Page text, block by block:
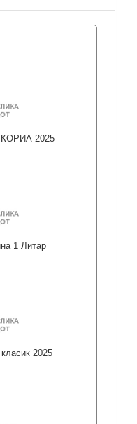
КОРИА 2025
1 Литар
2025